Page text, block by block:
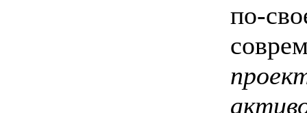
по-